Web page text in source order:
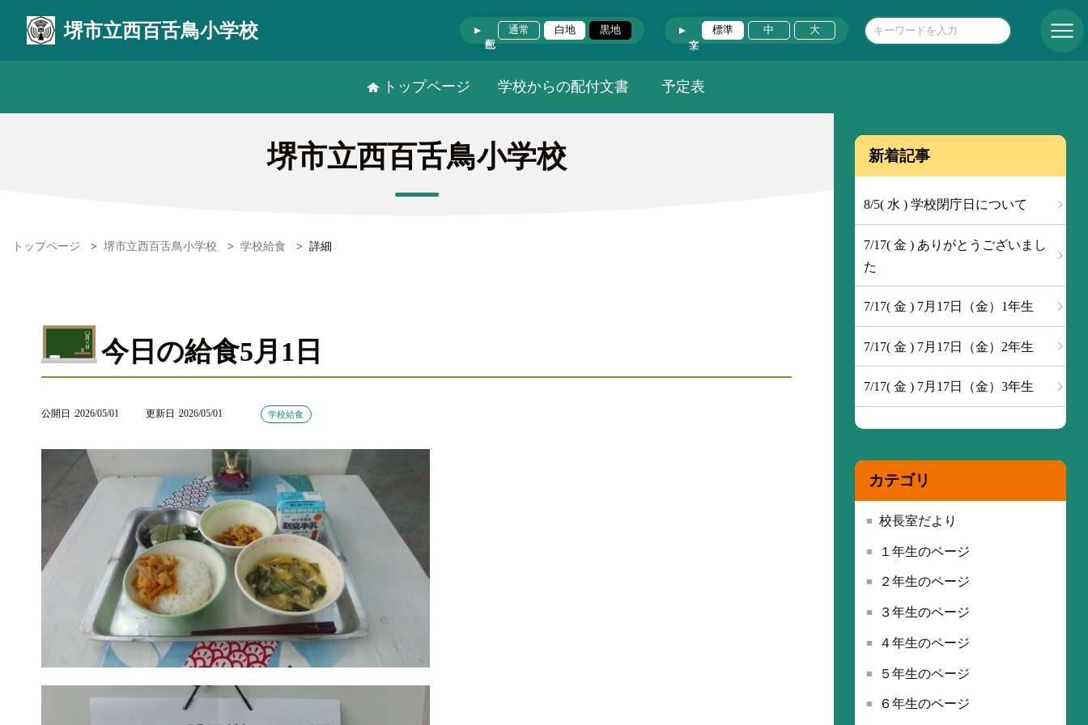
堺市立西百舌鳥小学校 通常 白地 黒地 標準 中 大
トップページ 学校からの配付文書 予定表
堺市立西百舌鳥小学校
トップページ > 堺市立西百舌鳥小学校 > 学校給食 > 詳細
今日の給食5月1日
公開日 2026/05/01 更新日 2026/05/01 学校給食
新着記事
8/5( 水 ) 学校閉庁日について
7/17( 金 ) ありがとうございまし
た
7/17( 金 ) 7月17日（金）1年生
7/17( 金 ) 7月17日（金）2年生
7/17( 金 ) 7月17日（金）3年生
カテゴリ
校長室だより
１年生のページ
２年生のページ
３年生のページ
４年生のページ
５年生のページ
６年生のページ